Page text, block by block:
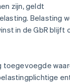
zijn, geldt
Belasting
in de GbR blijft
toegevoegde